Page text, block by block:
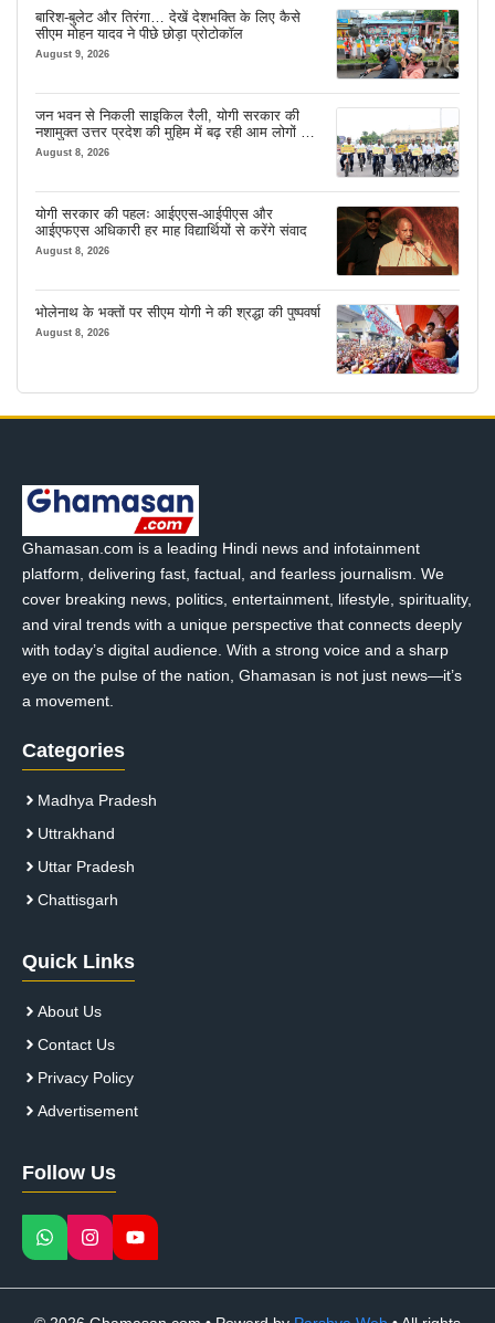
बारिश-बुलेट और तिरंगा… देखें देशभक्ति के लिए कैसे
सीएम मोहन यादव ने पीछे छोड़ा प्रोटोकॉल
August 9, 2026
जन भवन से निकली साइकिल रैली, योगी सरकार की
नशामुक्त उत्तर प्रदेश की मुहिम में बढ़ रही आम लोगों की
भागीदारी
August 8, 2026
योगी सरकार की पहलः आईएएस-आईपीएस और
आईएफएस अधिकारी हर माह विद्यार्थियों से करेंगे संवाद
August 8, 2026
भोलेनाथ के भक्तों पर सीएम योगी ने की श्रद्धा की पुष्पवर्षा
August 8, 2026
Ghamasan.com is a leading Hindi news and infotainment
platform, delivering fast, factual, and fearless journalism. We
cover breaking news, politics, entertainment, lifestyle, spirituality,
and viral trends with a unique perspective that connects deeply
with today’s digital audience. With a strong voice and a sharp
eye on the pulse of the nation, Ghamasan is not just news—it’s
a movement.
Categories
Madhya Pradesh
Uttrakhand
Uttar Pradesh
Chattisgarh
Quick Links
About Us
Contact Us
Privacy Policy
Advertisement
Follow Us